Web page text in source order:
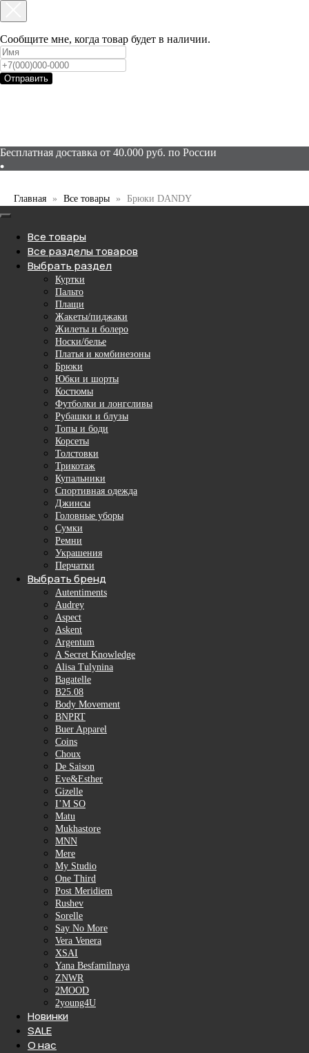
Сообщите мне, когда товар будет в наличии.
Отправить
Бесплатная доставка от 40.000 руб. по России
Главная Все товары Брюки DANDY
Все товары
Все разделы товаров
Выбрать раздел
Куртки
Пальто
Плащи
Жакеты/пиджаки
Жилеты и болеро
Носки/белье
Платья и комбинезоны
Брюки
Юбки и шорты
Костюмы
Футболки и лонгсливы
Рубашки и блузы
Топы и боди
Корсеты
Толстовки
Трикотаж
Купальники
Спортивная одежда
Джинсы
Головные уборы
Сумки
Ремни
Украшения
Перчатки
Выбрать бренд
Autentiments
Audrey
Aspect
Askent
Argentum
A Secret Knowledge
Alisa Tulynina
Bagatelle
B25.08
Body Movement
BNPRT
Buer Apparel
Coins
Choux
De Saison
Eve&Esther
Gizelle
I’M SO
Matu
Mukhastore
MNN
Mere
My Studio
One Third
Post Meridiem
Rushev
Sorelle
Say No More
Vera Venera
XSAI
Yana Besfamilnaya
ZNWR
2MOOD
2young4U
Новинки
SALE
О нас